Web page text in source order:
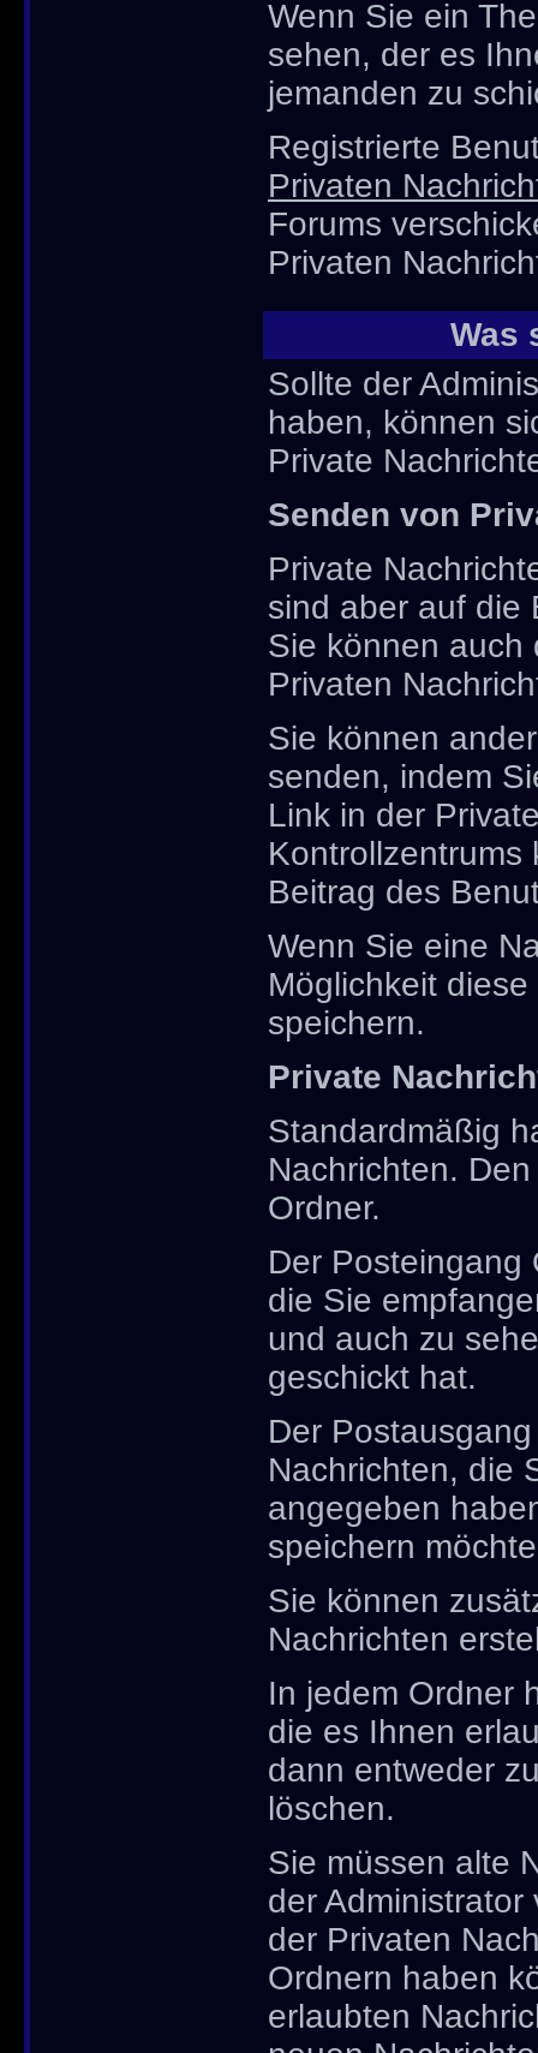
Wenn Sie ein
sehen, der es
jemanden zu
Registrierte
Privaten
Forums
Privaten
Was
Sollte der
haben, können
Private
Senden von
Private
sind aber auf die
Sie können auch
Privaten
Sie können
senden, indem
Link in der
Kontrollzentrums
Beitrag des
Wenn Sie eine
Möglichkeit
speichern.
Private
Standardmäßig
Nachrichten.
Ordner.
Der Posteingang
die Sie
und auch zu
geschickt hat.
Der
Nachrichten, die
angegeben
speichern
Sie können
Nachrichten
In jedem Ordner
die es Ihnen
dann entweder
löschen.
Sie müssen alte
der
der Privaten
Ordnern haben
erlaubten